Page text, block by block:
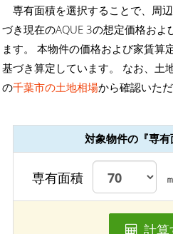
専有面積を選択することで、周
づき現在のAQUE 3の想定価格お
ます。 本物件の価格および家賃算
基づき算定しています。 なお、土
の千葉市の土地相場から確認いただ
対象物件の『専
専有面積
計算